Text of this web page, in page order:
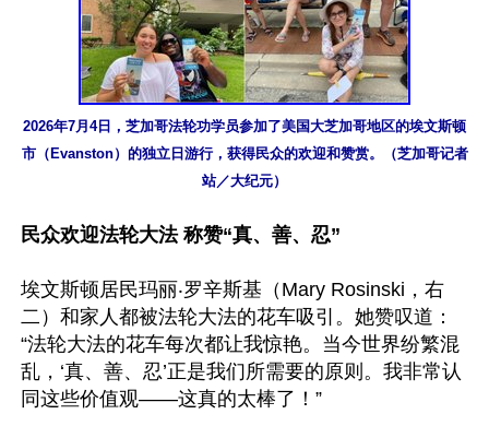
2026年7月4日，芝加哥法轮功学员参加了美国大芝加哥地区的埃文斯顿
市（Evanston）的独立日游行，获得民众的欢迎和赞赏。（芝加哥记者
站／大纪元）
民众欢迎法轮大法 称赞“真、善、忍”
埃文斯顿居民玛丽‧罗辛斯基（Mary Rosinski，右
二）和家人都被法轮大法的花车吸引。她赞叹道：
“法轮大法的花车每次都让我惊艳。当今世界纷繁混
乱，‘真、善、忍’正是我们所需要的原则。我非常认
同这些价值观——这真的太棒了！”